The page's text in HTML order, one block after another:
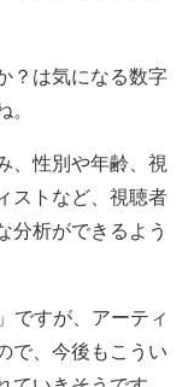
？は気になる数字
。
、性別や年齢、視
ストなど、視聴者
分析ができるよう
ですが、アーティ
で、今後もこうい